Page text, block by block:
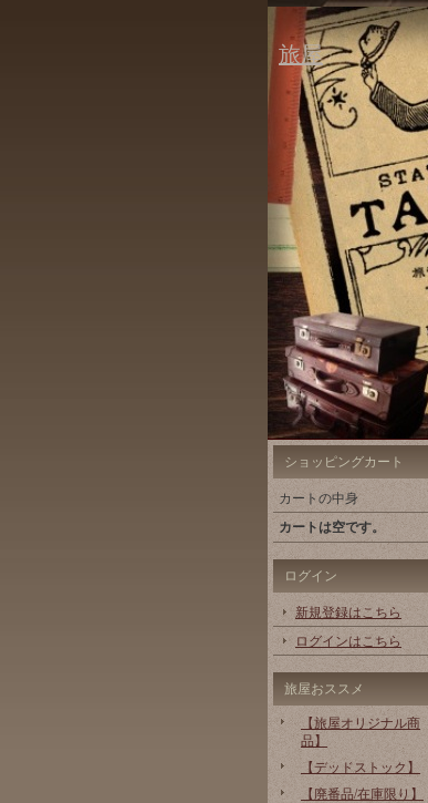
旅屋
ショッピングカート
カートの中身
カートは空です。
ログイン
新規登録はこちら
ログインはこちら
旅屋おススメ
【旅屋オリジナル商
品】
【デッドストック】
【廃番品/在庫限り】